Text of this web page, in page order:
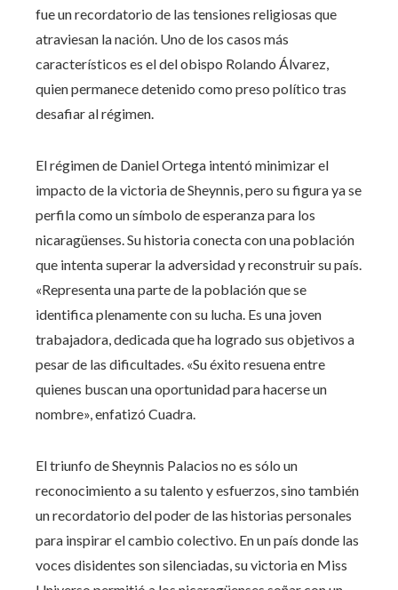
fue un recordatorio de las tensiones religiosas que
atraviesan la nación. Uno de los casos más
característicos es el del obispo Rolando Álvarez,
quien permanece detenido como preso político tras
desafiar al régimen.
El régimen de Daniel Ortega intentó minimizar el
impacto de la victoria de Sheynnis, pero su figura ya se
perfila como un símbolo de esperanza para los
nicaragüenses. Su historia conecta con una población
que intenta superar la adversidad y reconstruir su país.
«Representa una parte de la población que se
identifica plenamente con su lucha. Es una joven
trabajadora, dedicada que ha logrado sus objetivos a
pesar de las dificultades. «Su éxito resuena entre
quienes buscan una oportunidad para hacerse un
nombre», enfatizó Cuadra.
El triunfo de Sheynnis Palacios no es sólo un
reconocimiento a su talento y esfuerzos, sino también
un recordatorio del poder de las historias personales
para inspirar el cambio colectivo. En un país donde las
voces disidentes son silenciadas, su victoria en Miss